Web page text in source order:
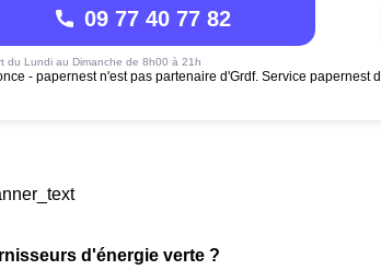
09 77 40 77 82
du Lundi au Dimanche de 8h00 à 21h
- papernest n'est pas partenaire d'Grdf. Service papernest
d'énergie verte ?